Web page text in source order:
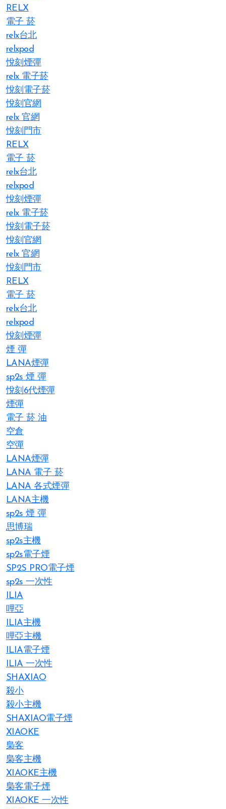
RELX
電子 菸
relx台北
relxpod
悅刻煙彈
relx 電子菸
悅刻電子菸
悅刻官網
relx 官網
悅刻門市
RELX
電子 菸
relx台北
relxpod
悅刻煙彈
relx 電子菸
悅刻電子菸
悅刻官網
relx 官網
悅刻門市
RELX
電子 菸
relx台北
relxpod
悅刻煙彈
煙 彈
LANA煙彈
sp2s 煙 彈​
悅刻6代煙彈
煙彈
電子 菸 油
空倉
空彈
LANA煙彈
LANA 電子 菸​
LANA 各式煙彈
LANA主機
sp2s 煙 彈
思博瑞
sp2s主機
sp2s電子煙
SP2S PRO電子煙
sp2s 一次性
ILIA
哩亞
ILIA主機
哩亞主機
ILIA電子煙
ILIA 一次性
SHAXIAO
殺小
殺小主機
SHAXIAO電子煙
XIAOKE
梟客
梟客主機
XIAOKE主機
梟客電子煙
XIAOKE 一次性